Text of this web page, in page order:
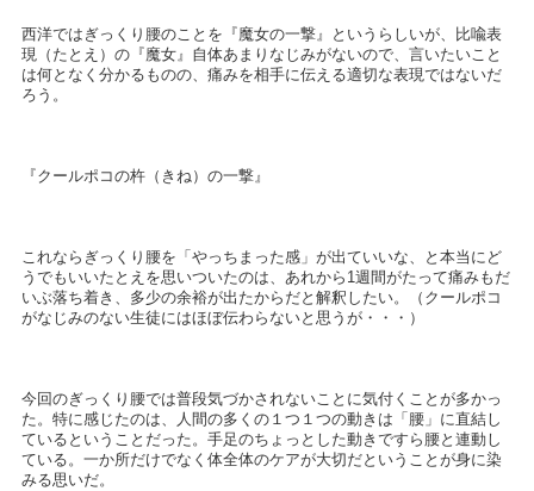
西洋ではぎっくり腰のことを『魔女の一撃』というらしいが、比喩表
現（たとえ）の『魔女』自体あまりなじみがないので、言いたいこと
は何となく分かるものの、痛みを相手に伝える適切な表現ではないだ
ろう。
『クールポコの杵（きね）の一撃』
これならぎっくり腰を「やっちまった感」が出ていいな、と本当にど
うでもいいたとえを思いついたのは、あれから1週間がたって痛みもだ
いぶ落ち着き、多少の余裕が出たからだと解釈したい。（クールポコ
がなじみのない生徒にはほぼ伝わらないと思うが・・・）
今回のぎっくり腰では普段気づかされないことに気付くことが多かっ
た。特に感じたのは、人間の多くの１つ１つの動きは「腰」に直結し
ているということだった。手足のちょっとした動きですら腰と連動し
ている。一か所だけでなく体全体のケアが大切だということが身に染
みる思いだ。